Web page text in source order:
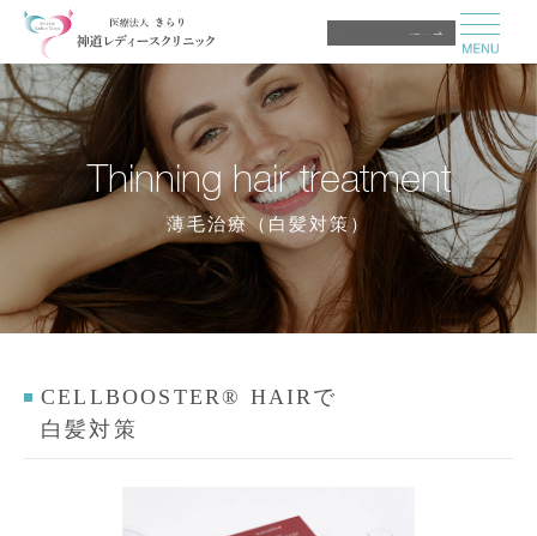
医師募集中
Thinning hair treatment
薄毛治療（白髪対策）
CELLBOOSTER® HAIRで
白髪対策